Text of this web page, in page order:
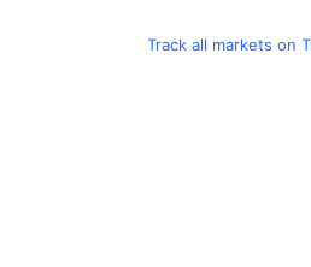
Track all markets on